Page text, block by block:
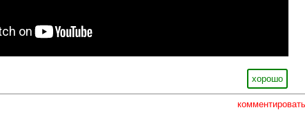
хорошо
комментировать